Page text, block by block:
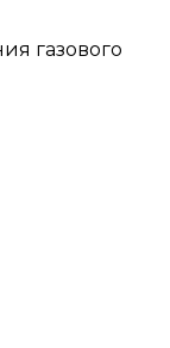
газового